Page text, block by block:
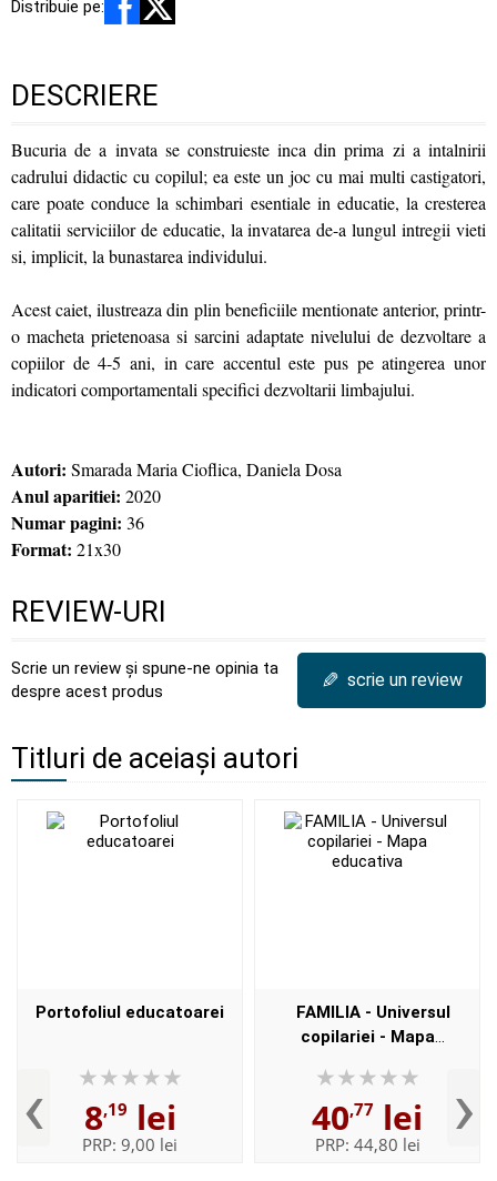
Distribuie pe:
DESCRIERE
Bucuria de a invata se construieste inca din prima zi a intalnirii
cadrului didactic cu copilul; ea este un joc cu mai multi castigatori,
care poate conduce la schimbari esentiale in educatie, la cresterea
calitatii serviciilor de educatie, la invatarea de-a lungul intregii vieti
si, implicit, la bunastarea individului.
Acest caiet, ilustreaza din plin beneficiile mentionate anterior, printr-
o macheta prietenoasa si sarcini adaptate nivelului de dezvoltare a
copiilor de 4-5 ani, in care accentul este pus pe atingerea unor
indicatori comportamentali specifici dezvoltarii limbajului.
Autori: Smarada Maria Cioflica, Daniela Dosa
Anul aparitiei: 2020
Numar pagini: 36
Format: 21x30
REVIEW-URI
Scrie un review și spune-ne opinia ta
despre acest produs
✎ scrie un review
Titluri de aceiași autori
‹
Portofoliul educatoarei
8,19 lei
PRP: 9,00 lei
FAMILIA - Universul
copilariei - Mapa
40,77 lei
PRP: 44,80 lei ›